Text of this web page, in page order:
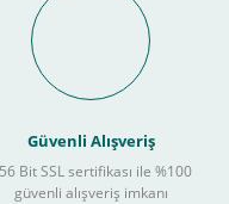
Güvenli Alışveriş
Bit SSL sertifikası ile %100
güvenli alışveriş imkanı